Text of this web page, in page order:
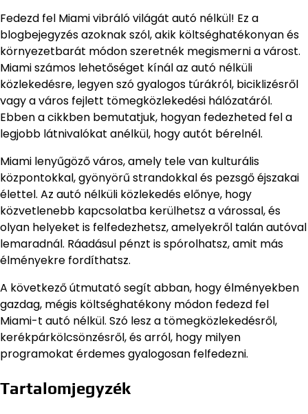
Fedezd fel Miami vibráló világát autó nélkül! Ez a
blogbejegyzés azoknak szól, akik költséghatékonyan és
környezetbarát módon szeretnék megismerni a várost.
Miami számos lehetőséget kínál az autó nélküli
közlekedésre, legyen szó gyalogos túrákról, biciklizésről
vagy a város fejlett tömegközlekedési hálózatáról.
Ebben a cikkben bemutatjuk, hogyan fedezheted fel a
legjobb látnivalókat anélkül, hogy autót bérelnél.
Miami lenyűgöző város, amely tele van kulturális
központokkal, gyönyörű strandokkal és pezsgő éjszakai
élettel. Az autó nélküli közlekedés előnye, hogy
közvetlenebb kapcsolatba kerülhetsz a várossal, és
olyan helyeket is felfedezhetsz, amelyekről talán autóval
lemaradnál. Ráadásul pénzt is spórolhatsz, amit más
élményekre fordíthatsz.
A következő útmutató segít abban, hogy élményekben
gazdag, mégis költséghatékony módon fedezd fel
Miami-t autó nélkül. Szó lesz a tömegközlekedésről,
kerékpárkölcsönzésről, és arról, hogy milyen
programokat érdemes gyalogosan felfedezni.
Tartalomjegyzék